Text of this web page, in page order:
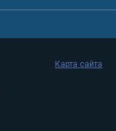
Карта сайта